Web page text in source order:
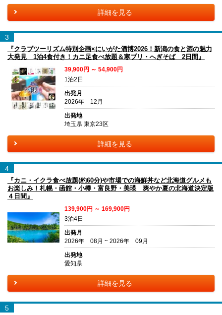
詳細を見る
3
『クラブツーリズム特別企画×にいがた酒博2026！新潟の食と酒の魅力
大発見 1泊4食付き！カニ足食べ放題＆寒ブリ・へぎそば 2日間』
39,900円 ～ 54,900円
1泊2日
出発月
2026年 12月
出発地
埼玉県 東京23区
詳細を見る
4
『カニ・イクラ食べ放題(約60分)や市場での海鮮丼など北海道グルメも
お楽しみ！札幌・函館・小樽・富良野・美瑛 爽やか夏の北海道決定版
４日間』
139,900円 ～ 169,900円
3泊4日
出発月
2026年 08月 ~ 2026年 09月
出発地
愛知県
詳細を見る
5